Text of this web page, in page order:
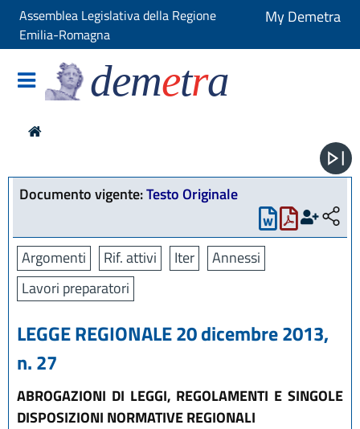
Assemblea Legislativa della Regione
Emilia-Romagna
My Demetra
demetra
Documento vigente:Testo Originale
Argomenti Rif. attivi Iter
Annessi
Lavori preparatori
LEGGE REGIONALE 20 dicembre 2013,
n. 27
ABROGAZIONI DI LEGGI, REGOLAMENTI E SINGOLE
DISPOSIZIONI NORMATIVE REGIONALI